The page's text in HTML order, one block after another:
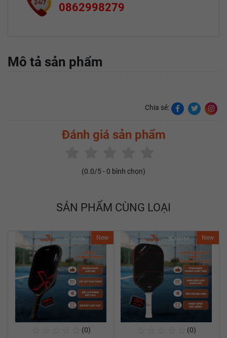
0862998279
Mô tả sản phẩm
Chia sẻ:
Đánh giá sản phẩm
(0.0/5 - 0 bình chọn)
SẢN PHẨM CÙNG LOẠI
New
(0)
New
(0)